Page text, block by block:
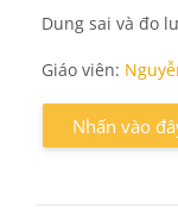
Dung sai và đo
Giáo viên:
Nhấn vào